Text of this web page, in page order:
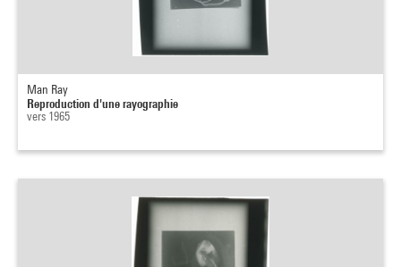
Man Ray
Reproduction d'une rayographie
vers 1965